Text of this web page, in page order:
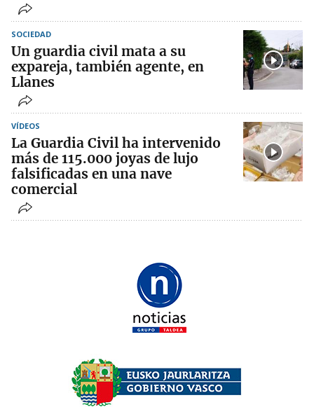
SOCIEDAD
Un guardia civil mata a su
expareja, también agente, en
Llanes
VÍDEOS
La Guardia Civil ha intervenido
más de 115.000 joyas de lujo
falsificadas en una nave
comercial